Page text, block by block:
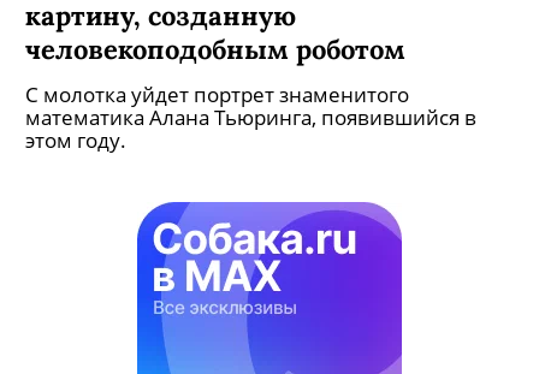
картину, созданную
человекоподобным роботом
С молотка уйдет портрет знаменитого
математика Алана Тьюринга, появившийся в
этом году.